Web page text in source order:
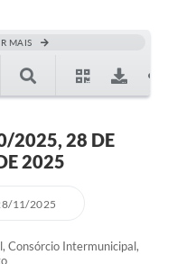
MAIS
2025, 28 DE
2025
11/2025
Consórcio Intermunicipal,